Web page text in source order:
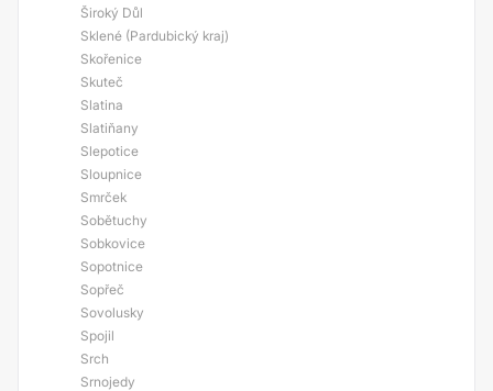
Široký Důl
Sklené (Pardubický kraj)
Skořenice
Skuteč
Slatina
Slatiňany
Slepotice
Sloupnice
Smrček
Sobětuchy
Sobkovice
Sopotnice
Sopřeč
Sovolusky
Spojil
Srch
Srnojedy